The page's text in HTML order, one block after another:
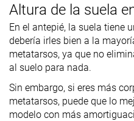
Altura de la suela
En el antepié, la suela tiene
debería irles bien a la
metatarsos, ya que no
al suelo para nada.
Sin embargo, si eres más
metatarsos, puede que lo
modelo con más